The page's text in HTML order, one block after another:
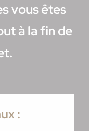
vous êtes
à la fin de
: